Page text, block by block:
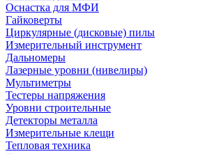
Оснастка для МФИ
Гайковерты
Циркулярные (дисковые) пилы
Измерительный инструмент
Дальномеры
Лазерные уровни (нивелиры)
Мультиметры
Тестеры напряжения
Уровни строительные
Детекторы металла
Измерительные клещи
Тепловая техника